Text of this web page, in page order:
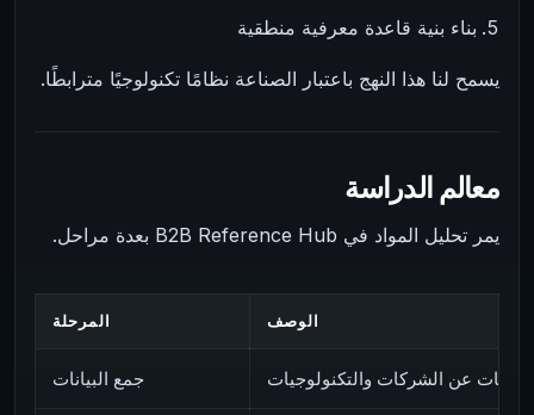
بناء بنية قاعدة معرفية منطقية
يسمح لنا هذا النهج باعتبار الصناعة نظامًا تكنولوجيًا مترابطًا.
معالم الدراسة
يمر تحليل المواد في B2B Reference Hub بعدة مراحل.
المرحلة الوصف
جمع البيانات عن الشركات والتكنولوجيات